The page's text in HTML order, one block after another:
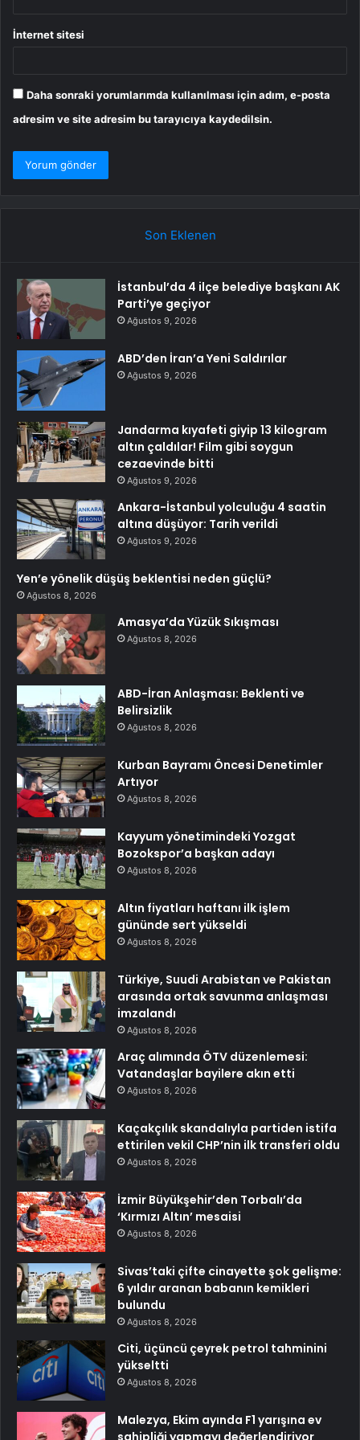
İnternet sitesi
Daha sonraki yorumlarımda kullanılması için adım, e-posta
adresim ve site adresim bu tarayıcıya kaydedilsin.
Son Eklenen
İstanbul’da 4 ilçe belediye başkanı AK
Parti’ye geçiyor
Ağustos 9, 2026
ABD’den İran’a Yeni Saldırılar
Ağustos 9, 2026
Jandarma kıyafeti giyip 13 kilogram
altın çaldılar! Film gibi soygun
cezaevinde bitti
Ağustos 9, 2026
Ankara-İstanbul yolculuğu 4 saatin
altına düşüyor: Tarih verildi
Ağustos 9, 2026
Yen’e yönelik düşüş beklentisi neden güçlü?
Ağustos 8, 2026
Amasya’da Yüzük Sıkışması
Ağustos 8, 2026
ABD-İran Anlaşması: Beklenti ve
Belirsizlik
Ağustos 8, 2026
Kurban Bayramı Öncesi Denetimler
Artıyor
Ağustos 8, 2026
Kayyum yönetimindeki Yozgat
Bozokspor’a başkan adayı
Ağustos 8, 2026
Altın fiyatları haftanı ilk işlem
gününde sert yükseldi
Ağustos 8, 2026
Türkiye, Suudi Arabistan ve Pakistan
arasında ortak savunma anlaşması
imzalandı
Ağustos 8, 2026
Araç alımında ÖTV düzenlemesi:
Vatandaşlar bayilere akın etti
Ağustos 8, 2026
Kaçakçılık skandalıyla partiden istifa
ettirilen vekil CHP’nin ilk transferi oldu
Ağustos 8, 2026
İzmir Büyükşehir’den Torbalı’da
‘Kırmızı Altın’ mesaisi
Ağustos 8, 2026
Sivas’taki çifte cinayette şok gelişme:
6 yıldır aranan babanın kemikleri
bulundu
Ağustos 8, 2026
Citi, üçüncü çeyrek petrol tahminini
yükseltti
Ağustos 8, 2026
Malezya, Ekim ayında F1 yarışına ev